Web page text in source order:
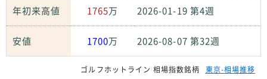
年初来高値 1765万 2026-01-19 第4週
安値 1700万 2026-08-07 第32週
ゴルフホットライン 相場指数銘柄
東京-相場推移